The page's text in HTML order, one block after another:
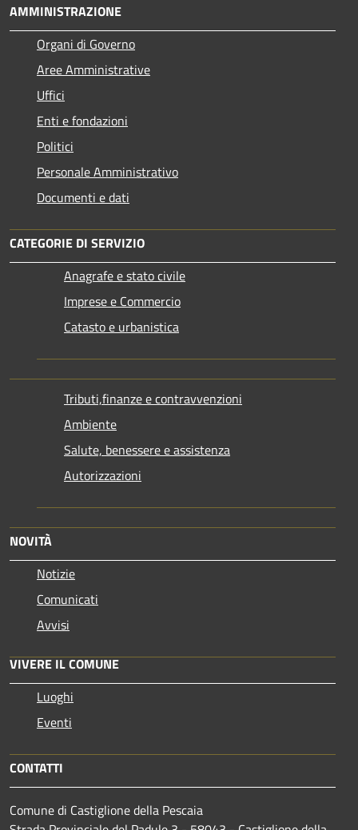
AMMINISTRAZIONE
Organi di Governo
Aree Amministrative
Uffici
Enti e fondazioni
Politici
Personale Amministrativo
Documenti e dati
CATEGORIE DI SERVIZIO
Anagrafe e stato civile
Imprese e Commercio
Catasto e urbanistica
Tributi,finanze e contravvenzioni
Ambiente
Salute, benessere e assistenza
Autorizzazioni
NOVITÀ
Notizie
Comunicati
Avvisi
VIVERE IL COMUNE
Luoghi
Eventi
CONTATTI
Comune di Castiglione della Pescaia